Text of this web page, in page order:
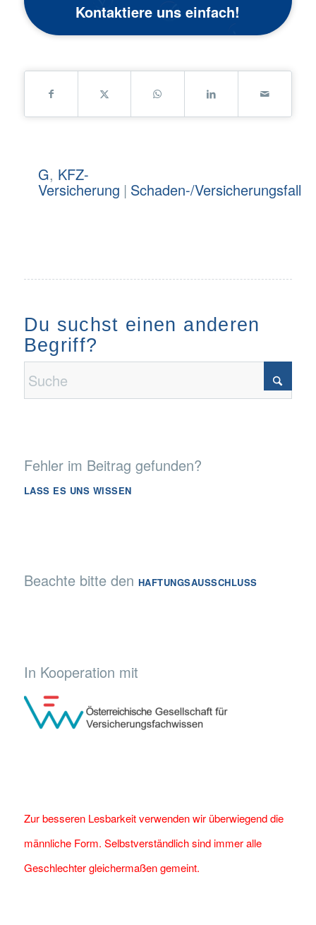
Kontaktiere uns einfach!
G, KFZ-
Versicherung | Schaden-/Versicherungsfall
Du suchst einen anderen
Begriff?
Fehler im Beitrag gefunden?
LASS ES UNS WISSEN
Beachte bitte den HAFTUNGSAUSSCHLUSS
In Kooperation mit
Zur besseren Lesbarkeit verwenden wir überwiegend die
männliche Form. Selbstverständlich sind immer alle
Geschlechter gleichermaßen gemeint.